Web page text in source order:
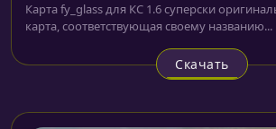
Карта fy_glass для КС 1.6 суперски
карта, соответствующая своему названию...
Скачать